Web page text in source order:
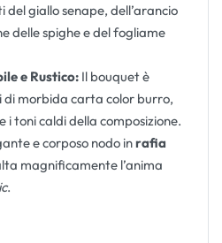
giallo senape, dell’arancio
delle spighe e del fogliame
e Rustico: Il bouquet è
morbida carta color burro,
toni caldi della composizione.
e corposo nodo inrafia
magnificamente l’anima
.